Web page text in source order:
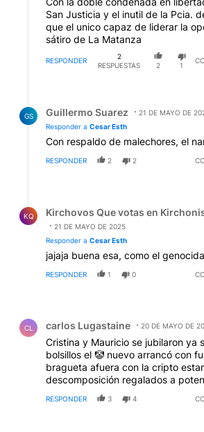
San Justicia y el inutil de la Pcia.
que el unico capaz de liderar la
sátiro de La Matanza
RESPONDER
2
RESPUESTAS
2 1
GS Guillermo Suarez
21 DE MAYO DE
Responder a Cesar Esth
Con respaldo de malechores, el
RESPONDER 2 2
KQ Kirchovos Que votas en
21 DE MAYO DE 2025
Responder a Cesar Esth
jajaja buena esa, como el
RESPONDER 1 0
CL carlos Lugastaine 20 DE MAYO DE
Cristina y Mauricio se jubilaron ya
bolsillos el 🤡 nuevo arrancó con
bragueta afuera con la cripto
descomposición regalados a
RESPONDER 3 4